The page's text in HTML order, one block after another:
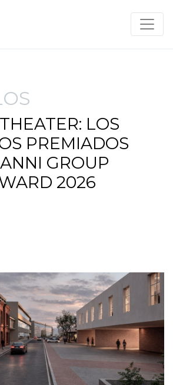
LOS
PREMIADOS
GROUP
2026